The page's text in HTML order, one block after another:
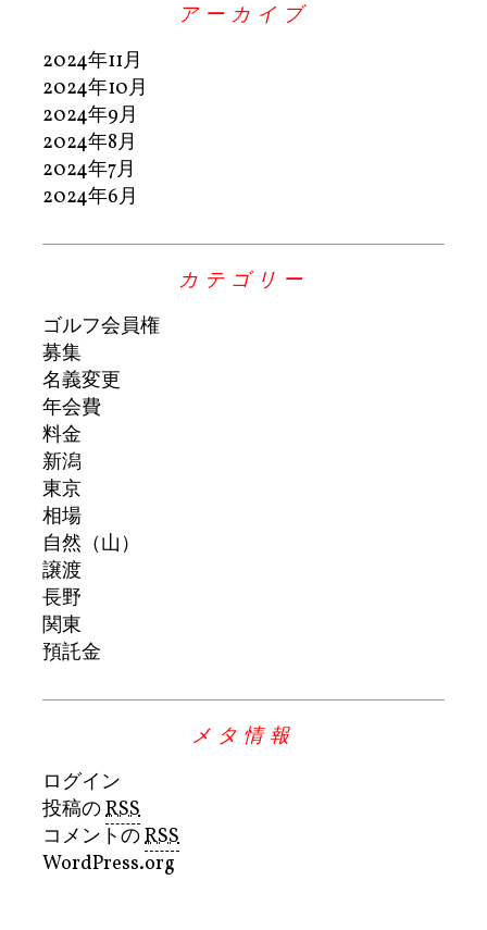
アーカイブ
2024年11月
2024年10月
2024年9月
2024年8月
2024年7月
2024年6月
カテゴリー
ゴルフ会員権
募集
名義変更
年会費
料金
新潟
東京
相場
自然（山）
譲渡
長野
関東
預託金
メタ情報
ログイン
投稿のRSS
コメントのRSS
WordPress.org